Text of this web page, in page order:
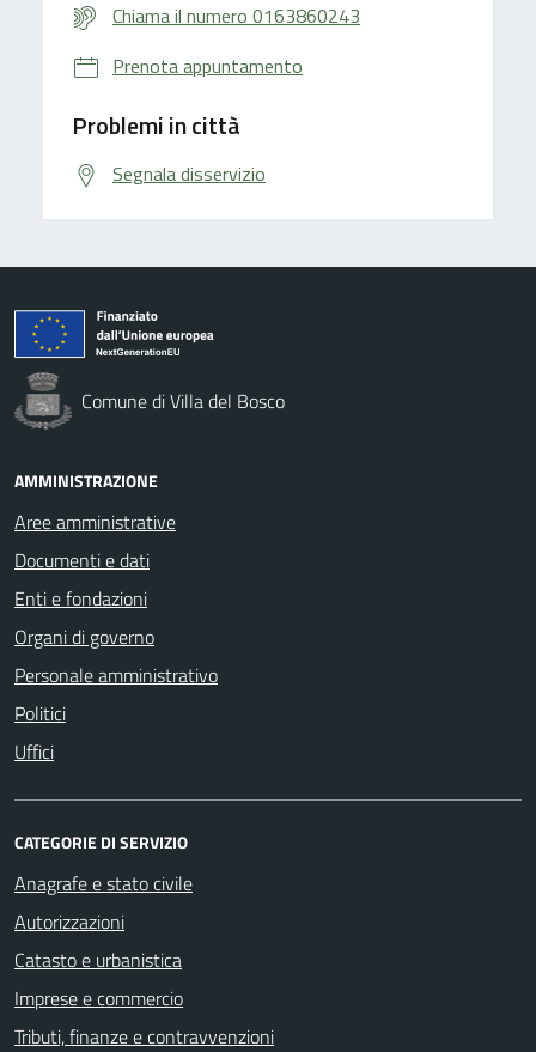
Chiama il numero 0163860243
Prenota appuntamento
Problemi in città
Segnala disservizio
Comune di Villa del Bosco
AMMINISTRAZIONE
Aree amministrative
Documenti e dati
Enti e fondazioni
Organi di governo
Personale amministrativo
Politici
Uffici
CATEGORIE DI SERVIZIO
Anagrafe e stato civile
Autorizzazioni
Catasto e urbanistica
Imprese e commercio
Tributi, finanze e contravvenzioni